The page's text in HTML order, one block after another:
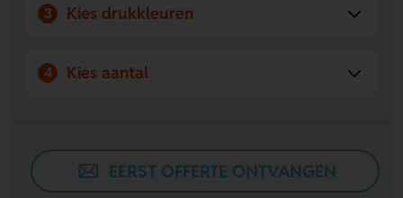
3 Kies drukkleuren
4 Kies aantal
EERST OFFERTE ONTVANGEN